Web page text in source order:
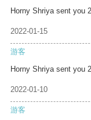
Horny Shriya sent you 2
2022-01-15
游客
Horny Shriya sent you 2
2022-01-10
游客